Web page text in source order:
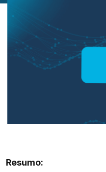
Resumo: